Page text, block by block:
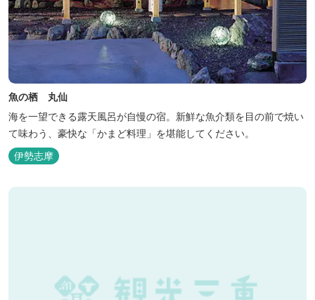
魚の栖 丸仙
海を一望できる露天風呂が自慢の宿。新鮮な魚介類を目の前で焼い
て味わう、豪快な「かまど料理」を堪能してください。
伊勢志摩